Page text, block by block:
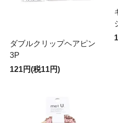
ダブルクリップヘアピン
3P
121円(税11円)